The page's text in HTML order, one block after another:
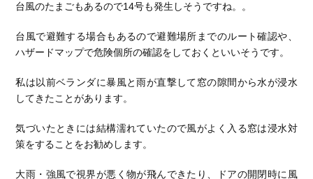
台風のたまごもあるので14号も発生しそうですね。。
台風で避難する場合もあるので避難場所までのルート確認や、
ハザードマップで危険個所の確認をしておくといいそうです。
私は以前ベランダに暴風と雨が直撃して窓の隙間から水が浸水
してきたことがあります。
気づいたときには結構濡れていたので風がよく入る窓は浸水対
策をすることをお勧めします。
大雨・強風で視界が悪く物が飛んできたり、ドアの開閉時に風